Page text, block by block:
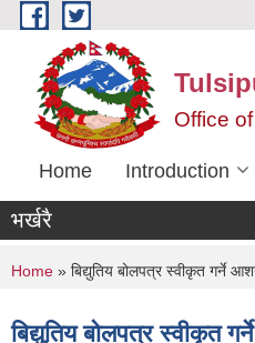
Skip to main content
Office
Home Introduction
भर्खरै
You are here
Home » बिद्युतिय बोलपत्र स्वीकृत गर्ने
बिद्युतिय बोलपत्र